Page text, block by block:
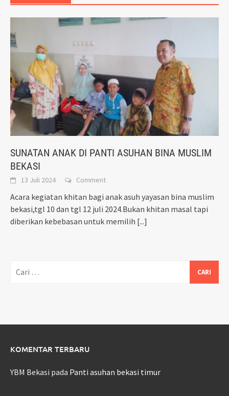
SUNATAN ANAK DI PANTI ASUHAN BINA MUSLIM
BEKASI
13 Juli 2024 Comment
Acara kegiatan khitan bagi anak asuh yayasan bina muslim
bekasi,tgl 10 dan tgl 12 juli 2024.Bukan khitan masal tapi
diberikan kebebasan untuk memilih [...]
untuk:
KOMENTAR TERBARU
YBM Bekasi pada Panti asuhan bekasi timur